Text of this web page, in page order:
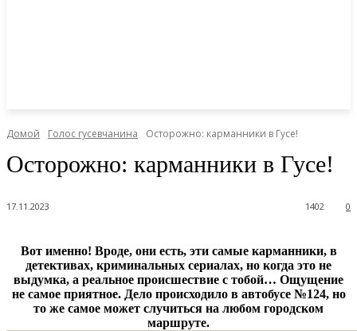
Домой Голос гусевчанина Осторожно: карманники в Гусе!
Осторожно: карманники в Гусе!
17.11.2023 0
1402
Вот именно! Вроде, они есть, эти самые карманники, в
детективах, криминальных сериалах, но когда это не
выдумка, а реальное происшествие с тобой… Ощущение
не самое приятное. Дело происходило в автобусе №124, но
то же самое может случиться на любом городском
маршруте.